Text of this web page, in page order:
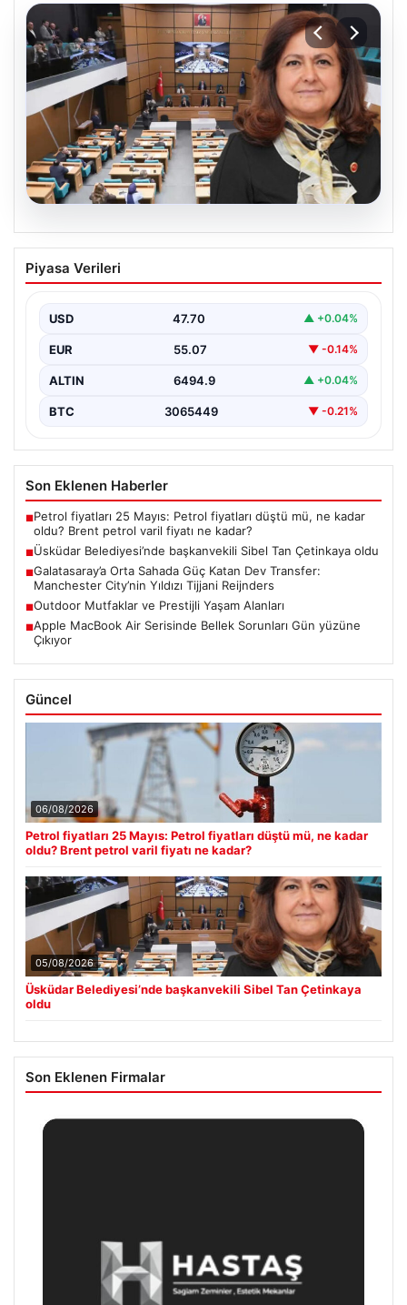
Üsküdar Belediyesi’nde başkanvekili
Sibel Tan Çetinkaya oldu
Piyasa Verileri
USD 47.70 ▲ +0.04%
EUR 55.07 ▼ -0.14%
ALTIN 6494.9 ▲ +0.04%
BTC 3065449 ▼ -0.21%
Son Eklenen Haberler
■Petrol fiyatları 25 Mayıs: Petrol fiyatları düştü mü, ne kadar
oldu? Brent petrol varil fiyatı ne kadar?
■Üsküdar Belediyesi’nde başkanvekili Sibel Tan Çetinkaya oldu
■Galatasaray’a Orta Sahada Güç Katan Dev Transfer:
Manchester City’nin Yıldızı Tijjani Reijnders
■Outdoor Mutfaklar ve Prestijli Yaşam Alanları
■Apple MacBook Air Serisinde Bellek Sorunları Gün yüzüne
Çıkıyor
Güncel
06/08/2026
Petrol fiyatları 25 Mayıs: Petrol fiyatları düştü mü, ne kadar
oldu? Brent petrol varil fiyatı ne kadar?
05/08/2026
Üsküdar Belediyesi’nde başkanvekili Sibel Tan Çetinkaya
oldu
Son Eklenen Firmalar